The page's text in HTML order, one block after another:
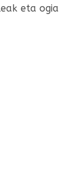
eta ogia